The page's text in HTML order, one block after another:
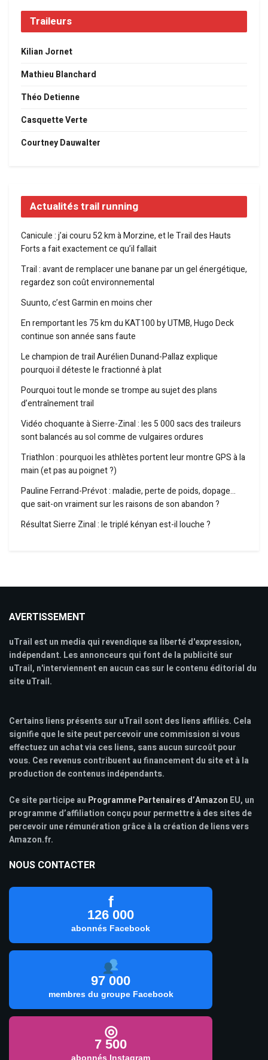
Traileurs
Kilian Jornet
Mathieu Blanchard
Théo Detienne
Casquette Verte
Courtney Dauwalter
Actualités trail running
Canicule : j’ai couru 52 km à Morzine, et le Trail des Hauts
Forts a fait exactement ce qu’il fallait
Trail : avant de remplacer une banane par un gel énergétique,
regardez son coût environnemental
Suunto, c’est Garmin en moins cher
En remportant les 75 km du KAT100 by UTMB, Hugo Deck
continue son année sans faute
Le champion de trail Aurélien Dunand-Pallaz explique
pourquoi il déteste le fractionné à plat
Pourquoi tout le monde se trompe au sujet des plans
d’entraînement trail
Vidéo choquante à Sierre-Zinal : les 5 000 sacs des traileurs
sont balancés au sol comme de vulgaires ordures
Triathlon : pourquoi les athlètes portent leur montre GPS à la
main (et pas au poignet ?)
Pauline Ferrand-Prévot : maladie, perte de poids, dopage…
que sait-on vraiment sur les raisons de son abandon ?
Résultat Sierre Zinal : le triplé kényan est-il louche ?
AVERTISSEMENT
uTrail est un media qui revendique sa liberté d'expression,
indépendant. Les annonceurs qui font de la publicité sur
uTrail, n'interviennent en aucun cas sur le contenu éditorial du
site uTrail.
Certains liens présents sur uTrail sont des liens affiliés. Cela
signifie que le site peut percevoir une commission si vous
effectuez un achat via ces liens, sans aucun surcoût pour
vous. Ces revenus contribuent au financement du site et à la
production de contenus indépendants.
Ce site participe au Programme Partenaires d’Amazon EU, un
programme d’affiliation conçu pour permettre à des sites de
percevoir une rémunération grâce à la création de liens vers
Amazon.fr.
NOUS CONTACTER
f
126 000
abonnés Facebook
97 000
membres du groupe Facebook
◎
7 500
abonnés Instagram